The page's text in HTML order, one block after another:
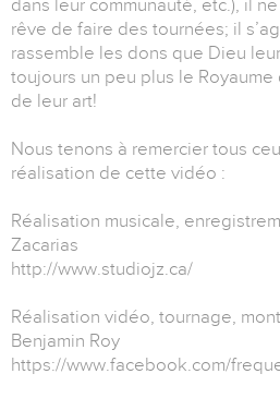
dans leur communauté, etc.), il
rêve de faire des tournées; il
rassemble les dons que Dieu
toujours un peu plus le Royaume
de leur art!
Nous tenons à remercier tous
réalisation de cette vidéo :
Réalisation musicale,
Zacarias
http://www.studiojz.ca/
Réalisation vidéo, tournage,
Benjamin Roy
https://www.facebook.com/